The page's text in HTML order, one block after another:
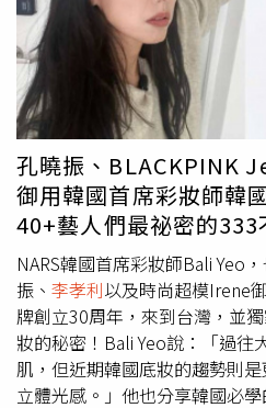
莎回饋粉絲的一種方式，也是她
的特別時刻。華莎的YouTube頻
報拍攝花絮，她表示選擇以粉
些遺憾，因此決定舉辦一次讓粉
滿足的粉絲演唱會。華莎強調，
唱會，她將之視為一段非常珍貴
熟能詳的經典曲目外，她和團隊
以確保這次巡演能成為一次難忘
回憶。HWASA the 1st FANCON
將於6月16日(日)在南港展覽館
$2800 / $3800 / $4800 / $5800
日下午13:08於年代售票系統正
和協整合行銷官方臉書。
孔曉振、BLACKPINK
御用韓國首席彩妝師韓
40+藝人們最祕密的333
NARS韓國首席彩妝師Bali Yeo
振、 李孝利以及時尚超模Irene
牌創立30周年，來到台灣，並
妝的秘密！Bali Yeo說：「過往
肌，但近期韓國底妝的趨勢則
立體光感。」他也分享韓國必